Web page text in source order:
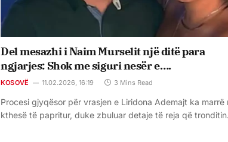
Del mesazhi i Naim Murselit një ditë para
ngjarjes: Shok me siguri nesër e….
KOSOVË 11.02.2026, 16:19 3 Mins Read
Procesi gjyqësor për vrasjen e Liridona Ademajt ka marrë
kthesë të papritur, duke zbuluar detaje të reja që